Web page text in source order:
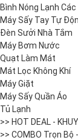
Bình Nóng Lạnh Các
Máy Sấy Tay Tự
Đèn Sưởi Nhà Tắm
Máy Bơm Nước
Quạt Làm Mát
Mát Lọc Không Khí
Máy Giặt
Máy Sấy Quần Áo
Tủ Lạnh
>> HOT DEAL -
>> COMBO Trọn Bộ